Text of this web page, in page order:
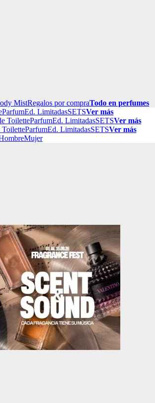
MistRegalos por compraTodo en perfumes
ParfumEd. LimitadasSETSVer más
ToiletteParfumEd. LimitadasSETSVer más
ToiletteParfumEd. LimitadasSETSVer más
Mujer